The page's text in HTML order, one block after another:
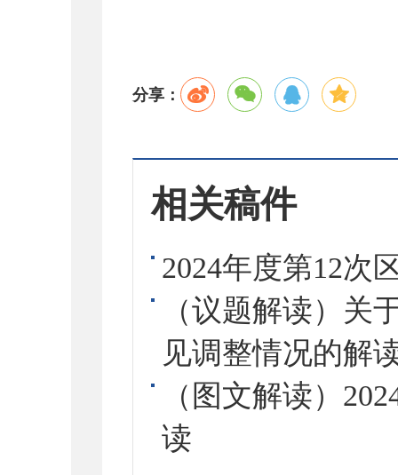
分享：
相关稿件
2024年度第12次
（议题解读）关
见调整情况的解
（图文解读）
读